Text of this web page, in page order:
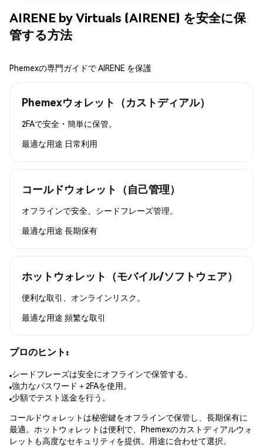
AIRENE by Virtuals (AIRENE) を安全に保
管する方法
Phemexの専門ガイドで AIRENE を保護
Phemexウォレット（カストディアル）
2FAで安全・簡単に保管。
最適な用途 日常利用
コールドウォレット（自己管理）
オフラインで安全、シードフレーズ管理。
最適な用途 長期保有
ホットウォレット（モバイル/ソフトウェア）
便利な取引、オンラインリスク。
最適な用途 頻繁な取引
プロのヒント:
シードフレーズは安全にオフラインで保管する。
強力なパスワード＋2FAを使用。
少額でテスト送金を行う。
コールドウォレットは秘密鍵をオフラインで保管し、長期保有に
最適。ホットウォレットは便利で、Phemexのカストディアルウォ
レットも高度なセキュリティを提供。用途に合わせて選択。